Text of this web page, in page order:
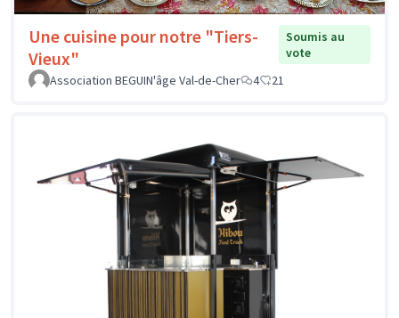
Une cuisine pour notre "Tiers-
Vieux"
Soumis au
vote
Association BEGUIN'âge Val-de-Cher
4 21